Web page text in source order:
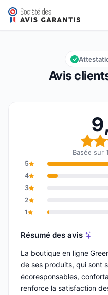
GreenKit
Note globale : 9,8 sur 10
9,8/10
Avis
Basée sur
5
4
3
2
1
Résumé des avis
La boutique en ligne
de ses produits, qui sont
écoresponsables,
renforce la satisfaction